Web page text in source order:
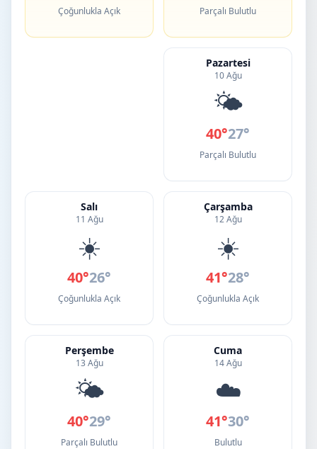
Çoğunlukla Açık Parçalı Bulutlu
Pazartesi
10 Ağu
🌤️
40°27°
Parçalı Bulutlu
Salı
11 Ağu
☀️
40°26°
Çoğunlukla Açık
Çarşamba
12 Ağu
☀️
41°28°
Çoğunlukla Açık
Perşembe
13 Ağu
🌤️
40°29°
Parçalı Bulutlu
Cuma
14 Ağu
☁️
41°30°
Bulutlu